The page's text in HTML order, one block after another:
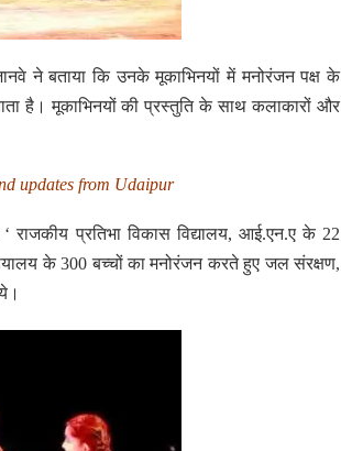
ने बताया कि उनके मूकाभिनयों में मनोरंजन पक्ष के
है। मूकाभिनयों की प्रस्तुति के साथ कलाकारों और
updates from Udaipur
राजकीय प्रतिभा विकास विद्यालय, आई.एन.ए के 22
के 300 बच्चों का मनोरंजन करते हुए जल संरक्षण,